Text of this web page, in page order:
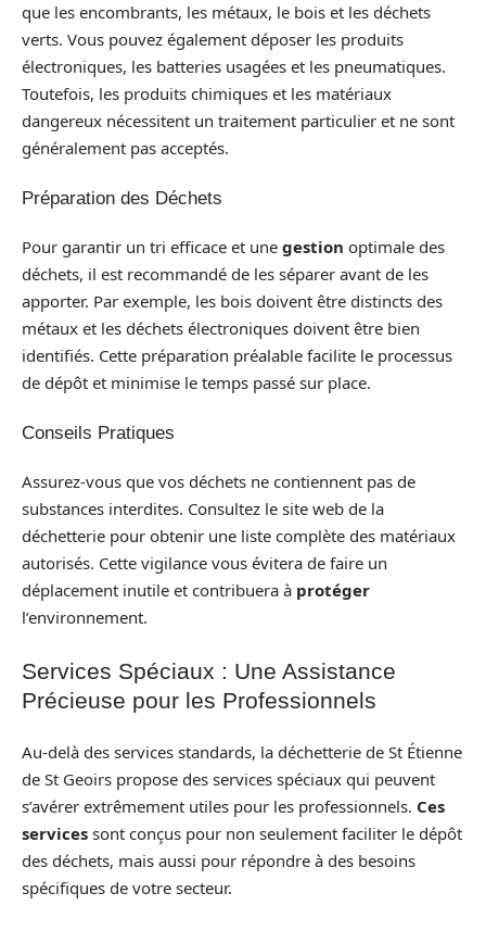
que les encombrants, les métaux, le bois et les déchets
verts. Vous pouvez également déposer les produits
électroniques, les batteries usagées et les pneumatiques.
Toutefois, les produits chimiques et les matériaux
dangereux nécessitent un traitement particulier et ne sont
généralement pas acceptés.
Préparation des Déchets
Pour garantir un tri efficace et une gestion optimale des
déchets, il est recommandé de les séparer avant de les
apporter. Par exemple, les bois doivent être distincts des
métaux et les déchets électroniques doivent être bien
identifiés. Cette préparation préalable facilite le processus
de dépôt et minimise le temps passé sur place.
Conseils Pratiques
Assurez-vous que vos déchets ne contiennent pas de
substances interdites. Consultez le site web de la
déchetterie pour obtenir une liste complète des matériaux
autorisés. Cette vigilance vous évitera de faire un
déplacement inutile et contribuera à protéger
l’environnement.
Services Spéciaux : Une Assistance
Précieuse pour les Professionnels
Au-delà des services standards, la déchetterie de St Étienne
de St Geoirs propose des services spéciaux qui peuvent
s’avérer extrêmement utiles pour les professionnels. Ces
services sont conçus pour non seulement faciliter le dépôt
des déchets, mais aussi pour répondre à des besoins
spécifiques de votre secteur.